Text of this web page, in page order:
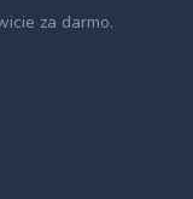
za darmo.